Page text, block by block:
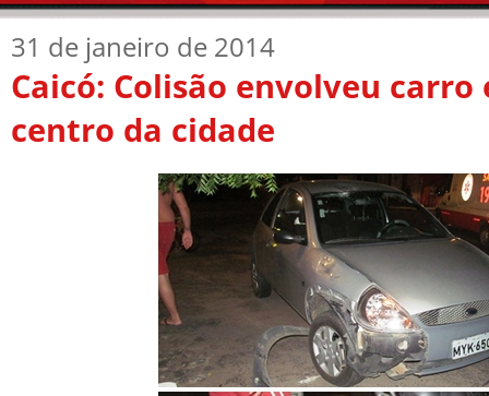
31 de janeiro de 2014
Caicó: Colisão envolveu
centro da cidade